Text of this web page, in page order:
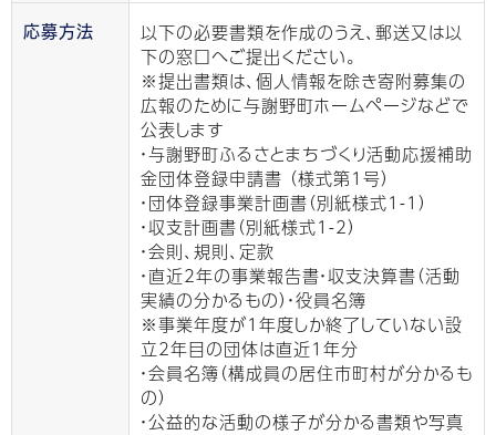
応募方法
以下の必要書類を作成のうえ、郵送又は以
下の窓口へご提出ください。
※提出書類は、個人情報を除き寄附募集の
広報のために与謝野町ホームページなどで
公表します
・与謝野町ふるさとまちづくり活動応援補助
金団体登録申請書 （様式第1号）
・団体登録事業計画書（別紙様式1-1）
・収支計画書（別紙様式1-2）
・会則、規則、定款
・直近2年の事業報告書・収支決算書（活動
実績の分かるもの）・役員名簿
※事業年度が1年度しか終了していない設
立2年目の団体は直近1年分
・会員名簿（構成員の居住市町村が分かるも
の）
・公益的な活動の様子が分かる書類や写真